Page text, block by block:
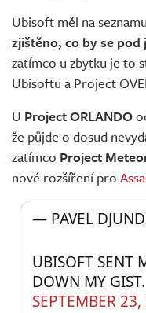
Ubisoft měl na
zjištěno, co by se
zatímco u zbytku je to
Ubisoftu a Project
U Project ORLANDO
že půjde o dosud
zatímco Project
nové rozšíření pro
UBISOFT SENT
DOWN MY GIST.
— PAVEL
SEPTEMBER